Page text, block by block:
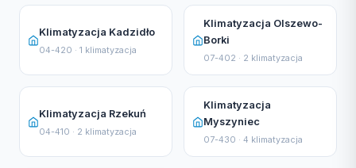
Klimatyzacja Kadzidło
04-420 · 1 klimatyzacja
Klimatyzacja Olszewo-
Borki
07-402 · 2 klimatyzacja
Klimatyzacja Rzekuń
04-410 · 2 klimatyzacja
Klimatyzacja
Myszyniec
07-430 · 4 klimatyzacja